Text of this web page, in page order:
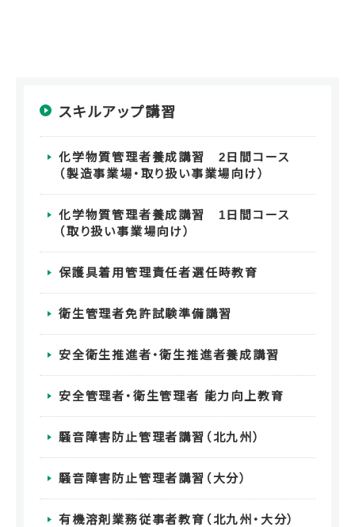
スキルアップ講習
化学物質管理者養成講習 2日間コース
（製造事業場・取り扱い事業場向け）
化学物質管理者養成講習 1日間コース
（取り扱い事業場向け）
保護具着用管理責任者選任時教育
衛生管理者免許試験準備講習
安全衛生推進者・衛生推進者養成講習
安全管理者・衛生管理者 能力向上教育
騒音障害防止管理者講習（北九州）
騒音障害防止管理者講習（大分）
有機溶剤業務従事者教育（北九州・大分）